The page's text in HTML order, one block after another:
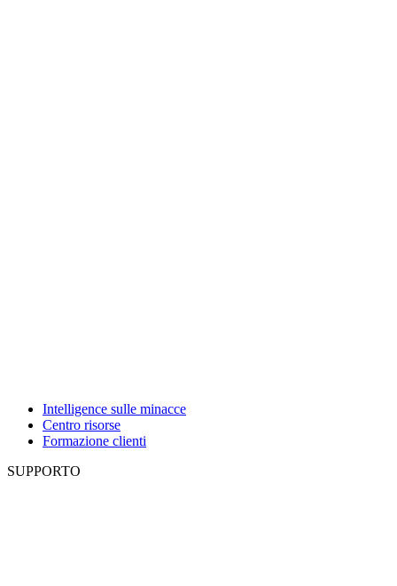
Intelligence sulle minacce
Centro risorse
Formazione clienti
SUPPORTO